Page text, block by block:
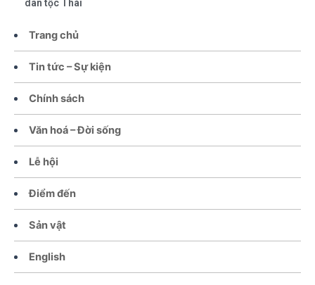
Trang chủ
Tin tức – Sự kiện
Chính sách
Văn hoá – Đời sống
Lễ hội
Điểm đến
Sản vật
English
dân tộc Thái